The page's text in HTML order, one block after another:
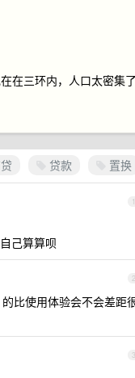
在三环内，人口太密集了
贷款 置换
1
己算算呗
2
比使用体验会不会差距
3